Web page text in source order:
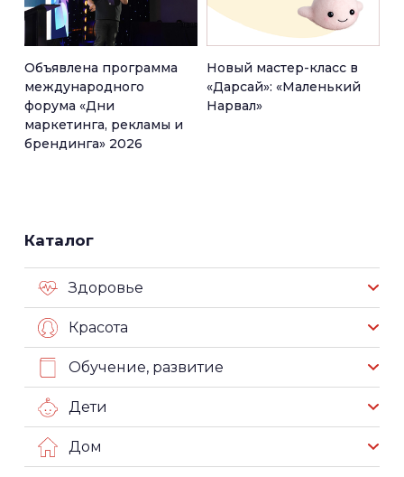
Объявлена программа
международного
форума «Дни
маркетинга, рекламы и
брендинга» 2026
Новый мастер-класс в
«Дарсай»: «Маленький
Нарвал»
Каталог
Здоровье
Красота
Обучение, развитие
Дети
Дом